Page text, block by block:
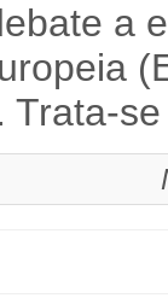
a
Trata-